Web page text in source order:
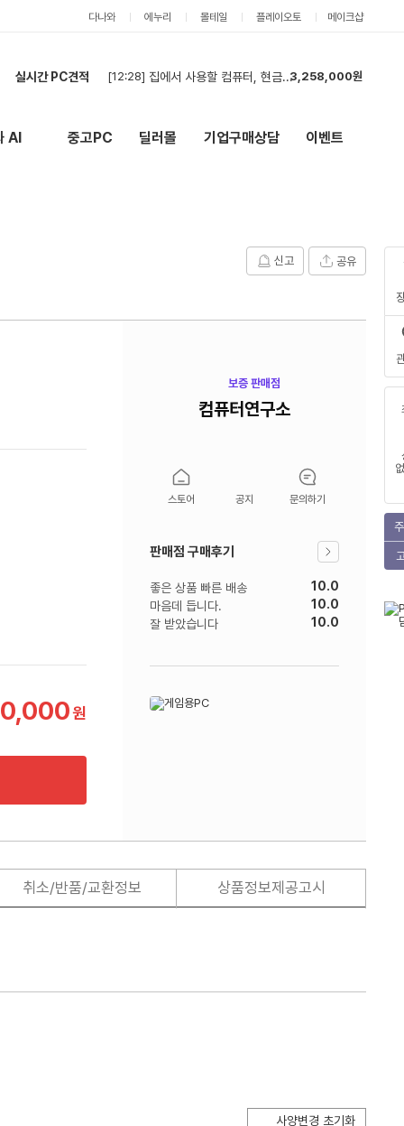
다나와 에누리 몰테일 플레이오토 메이크샵
실시간 PC견적 [12:28] 집에서 사용할 컴퓨터, 현금결제로 견적 신청합니다.3,258,000원
[11:48]
[회사] 워크스테이션 견적 요청
7,652,000원
[회사] GPU 및 파워 부품 견적 요청합니다.3,036,000원
AI 중고PC 딜러몰 기업구매상담 이벤트
신고 공유
원
보증 판매점
컴퓨터연구소
스토어 공지 문의하기
판매점 구매후기
좋은 상품 빠른 배송
10.0
마음데 듭니다.
10.0
잘 받았습니다
10.0
취소/반품/교환정보 상품정보제공고시
사양변경 초기화